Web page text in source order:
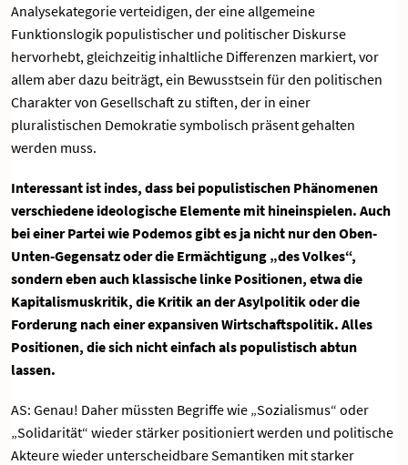
Analysekategorie verteidigen, der eine allgemeine
Funktionslogik populistischer und politischer Diskurse
hervorhebt, gleichzeitig inhaltliche Differenzen markiert, vor
allem aber dazu beiträgt, ein Bewusstsein für den politischen
Charakter von Gesellschaft zu stiften, der in einer
pluralistischen Demokratie symbolisch präsent gehalten
werden muss.
Interessant ist indes, dass bei populistischen Phänomenen
verschiedene ideologische Elemente mit hineinspielen. Auch
bei einer Partei wie Podemos gibt es ja nicht nur den Oben-
Unten-Gegensatz oder die Ermächtigung „des Volkes“,
sondern eben auch klassische linke Positionen, etwa die
Kapitalismuskritik, die Kritik an der Asylpolitik oder die
Forderung nach einer expansiven Wirtschaftspolitik. Alles
Positionen, die sich nicht einfach als populistisch abtun
lassen.
AS: Genau! Daher müssten Begriffe wie „Sozialismus“ oder
„Solidarität“ wieder stärker positioniert werden und politische
Akteure wieder unterscheidbare Semantiken mit starker